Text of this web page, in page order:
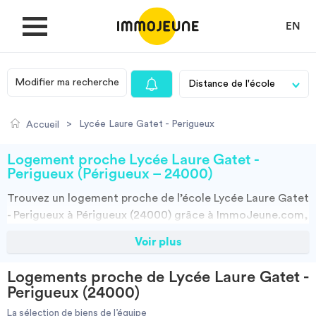
EN
MON COMPTE
Je cherche un logement
Villes
Modifier ma recherche
Accueil > Lycée Laure Gatet - Perigueux
Logement proche Lycée Laure Gatet -
Perigueux (Périgueux – 24000)
Trouvez un logement proche de l’école Lycée Laure Gatet
- Perigueux à Périgueux (24000) grâce à ImmoJeune.com,
milliers d’offres de locations proches de l’Lycée Laure
particuliers, par agences et colocations. Vous avez tous
les choix.
Voir plus
Logements proche de Lycée Laure Gatet -
Perigueux (24000)
La sélection de biens de l’équipe